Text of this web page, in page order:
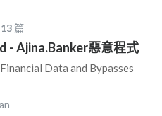
13 篇
- Ajina.Banker惡意程式
Data and Bypasses